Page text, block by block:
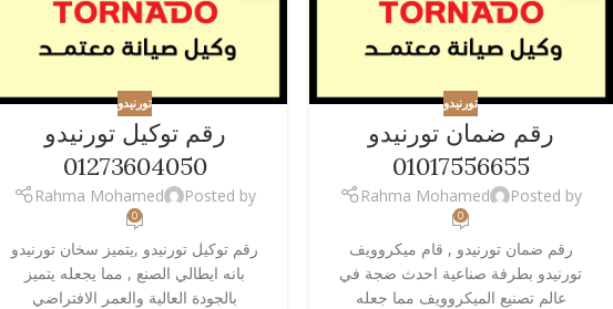
تورنيدو
رقم ضمان تورنيدو
01017556655
Posted by
Rahma Mohamed
0
رقم ضمان تورنيدو , قام ميكروويف
تورنيدو بطرفة صناعية احدث ضجة في
عالم تصنيع الميكروويف مما جعله
تورنيدو
رقم توكيل تورنيدو
01273604050
Posted by
Rahma Mohamed
0
رقم توكيل تورنيدو ,يتميز سخان تورنيدو
بانه ايطالي الصنع , مما يجعله يتميز
بالجودة العالية والعمر الافتراضي